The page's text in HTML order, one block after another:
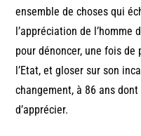
ensemble de choses qui
l’appréciation de l’homme
pour dénoncer, une fois de
l’Etat, et gloser sur son
changement, à 86 ans
d’apprécier.